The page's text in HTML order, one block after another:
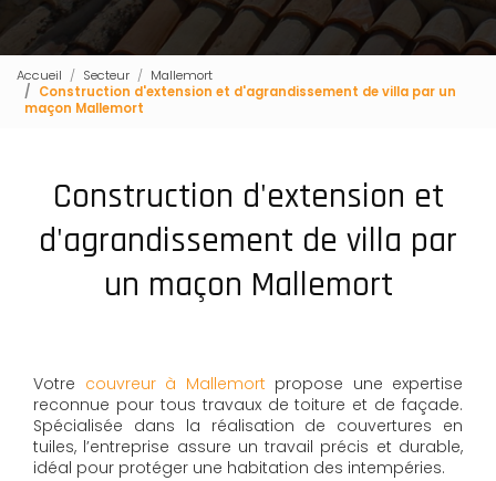
Accueil Secteur
Mallemort
Construction d'extension et d'agrandissement de villa par un
maçon Mallemort
Construction d'extension et
d'agrandissement de villa par
un maçon Mallemort
Votre couvreur à Mallemort propose une expertise
reconnue pour tous travaux de toiture et de façade.
Spécialisée dans la réalisation de couvertures en
tuiles, l’entreprise assure un travail précis et durable,
idéal pour protéger une habitation des intempéries.